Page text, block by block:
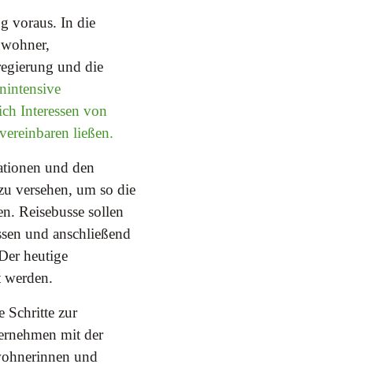
voraus. In die
und die
Interessen von
ließen.
und den
versehen, um so die
Reisebusse sollen
und anschließend
heutige
Schritte zur
mit der
und